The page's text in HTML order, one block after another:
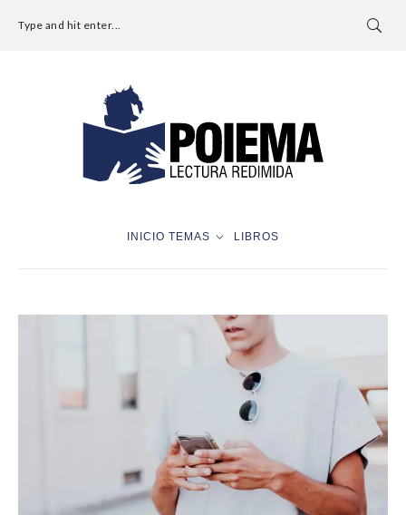
Type and hit enter...
INICIO TEMAS LIBROS